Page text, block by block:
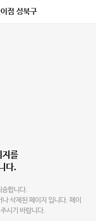
점 성북구
지를
다.
송합니다.
삭제된 페이지 입니다. 페이
시기 바랍니다.